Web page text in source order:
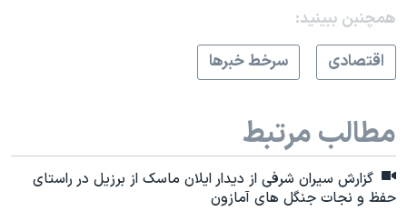
همچنبن ببینید:
اقتصادی
سرخط خبرها
مطالب مرتبط
گزارش سیران شرفی از دیدار ایلان ماسک از برزیل در راستای
حفظ و نجات جنگل های آمازون